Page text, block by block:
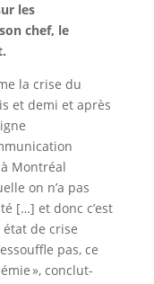
les
chef, le
la crise du
et demi et après
Montréal
on n’a pas
[…] et donc c’est
de crise
pas, ce
», conclut-